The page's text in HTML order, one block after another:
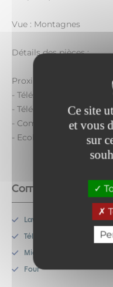
Ce site
et vous
sur
Vue : Montagnes
Détails des pièces :
Proximité :
- Télésiège de
- Télécabine d'Arrondaz
- Commerces / Centre
- Ecoles de ski : 500
Commodités
Lave-vaisselle
Télévision
Micro-onde
Four